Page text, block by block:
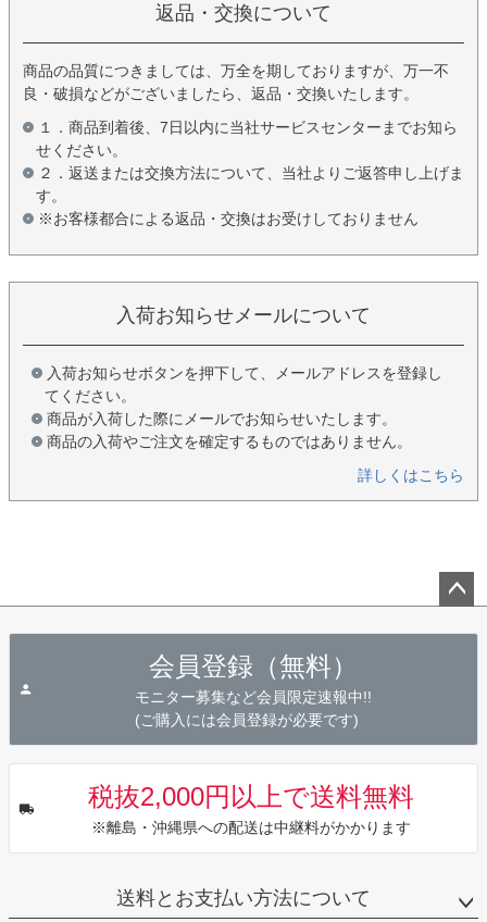
返品・交換について
商品の品質につきましては、万全を期しておりますが、万一不
良・破損などがございましたら、返品・交換いたします。
１．商品到着後、7日以内に当社サービスセンターまでお知ら
せください。
２．返送または交換方法について、当社よりご返答申し上げま
す。
※お客様都合による返品・交換はお受けしておりません
入荷お知らせメールについて
入荷お知らせボタンを押下して、メールアドレスを登録し
てください。
商品が入荷した際にメールでお知らせいたします。
商品の入荷やご注文を確定するものではありません。
詳しくはこちら
会員登録（無料）
モニター募集など会員限定速報中!!
(ご購入には会員登録が必要です)
税抜2,000円以上で送料無料
※離島・沖縄県への配送は中継料がかかります
送料とお支払い方法について